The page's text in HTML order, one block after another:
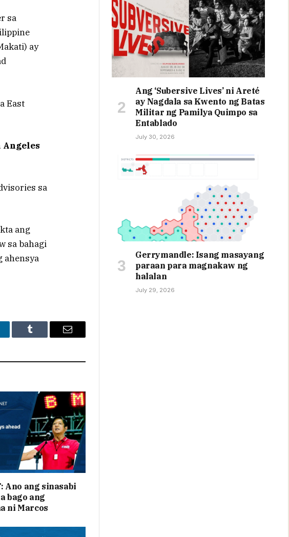
sa
ay
East
Angeles
sa
ang
sa bahagi
ahensya
Tumblr Email
Ano ang sinasabi
bago ang
ni Marcos
Ang ‘Subersive Lives’ ni Areté
ay Nagdala sa Kwento ng Batas
Militar ng Pamilya Quimpo sa
Entablado
July 30, 2026
Gerrymandle: Isang masayang
paraan para magnakaw ng
halalan
July 29, 2026